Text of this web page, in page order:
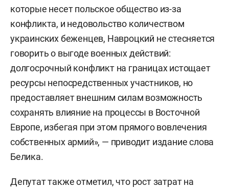
которые несет польское общество из-за
конфликта, и недовольство количеством
украинских беженцев, Навроцкий не стесняется
говорить о выгоде военных действий:
долгосрочный конфликт на границах истощает
ресурсы непосредственных участников, но
предоставляет внешним силам возможность
сохранять влияние на процессы в Восточной
Европе, избегая при этом прямого вовлечения
собственных армий», — приводит издание слова
Белика.
Депутат также отметил, что рост затрат на